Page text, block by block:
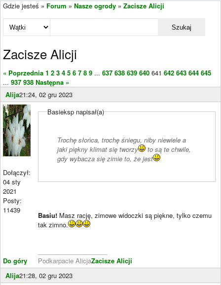
Gdzie jesteś » Forum » Nasze ogrody » Zacisze Alicji
Szukaj
Zacisze Alicji
« Poprzednia 1 2 3 4 5 6 7 8 9 ... 637 638 639 640 641 642 643 644 645
... 937 938 Następna »
Alija21:24, 02 gru 2023
Dołączył:
04 sty
2021
Posty:
11439
Do góry
Basieksp napisał(a)
Trochę słońca, trochę śniegu, niby niewiele a
jaki piękny klimat się tworzy
to są te chwile,
gdy wybacza się zimie to, że jest
Basiu! Masz rację, zimowe widoczki są piękne, tylko czemu
tak zimno.
Podkarpacie AlicjaZacisze Alicji
Alija21:28, 02 gru 2023